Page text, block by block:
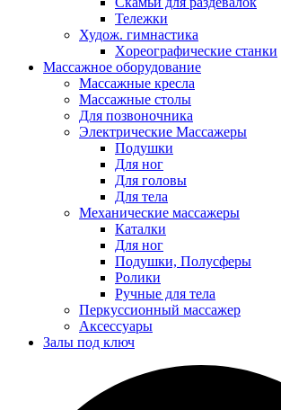
Тележки
Худож. гимнастика
Xореографические станки
Массажное оборудование
Массажные кресла
Массажные столы
Для позвоночника
Электрические Массажеры
Подушки
Для ног
Для головы
Для тела
Механические массажеры
Каталки
Для ног
Подушки, Полусферы
Ролики
Ручные для тела
Перкуссионный массажер
Аксессуары
Залы под ключ